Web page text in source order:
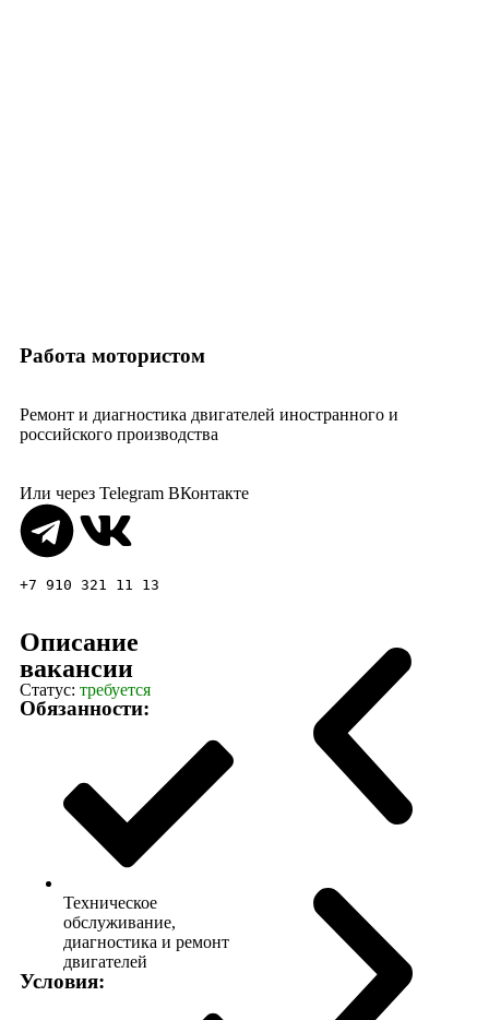
Работа мотористом
Ремонт и диагностика двигателей иностранного и
российского производства
Или через Telegram ВКонтакте
+7 910 321 11 13
Описание
вакансии
Статус: требуется
Обязанности:
Техническое
обслуживание,
диагностика и ремонт
двигателей
Условия: